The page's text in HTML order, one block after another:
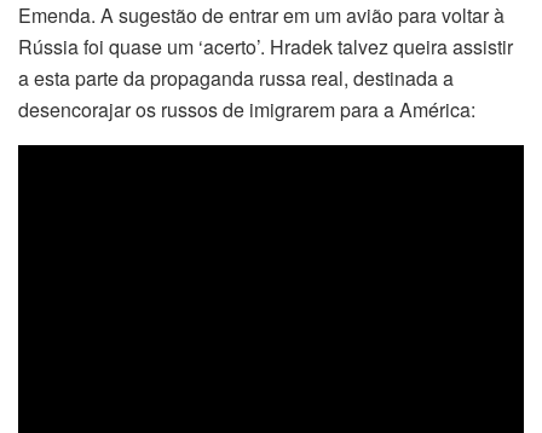
Emenda. A sugestão de entrar em um avião para voltar à
Rússia foi quase um ‘acerto’. Hradek talvez queira assistir
a esta parte da propaganda russa real, destinada a
desencorajar os russos de imigrarem para a América: